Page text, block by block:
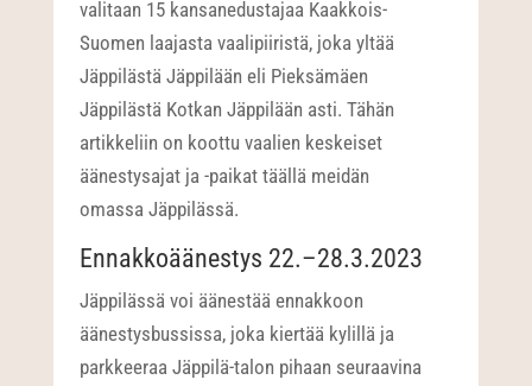
valitaan 15 kansanedustajaa Kaakkois-
Suomen laajasta vaalipiiristä, joka yltää
Jäppilästä Jäppilään eli Pieksämäen
Jäppilästä Kotkan Jäppilään asti. Tähän
artikkeliin on koottu vaalien keskeiset
äänestysajat ja -paikat täällä meidän
omassa Jäppilässä.
Ennakkoäänestys 22.–28.3.2023
Jäppilässä voi äänestää ennakkoon
äänestysbussissa, joka kiertää kylillä ja
parkkeeraa Jäppilä-talon pihaan seuraavina